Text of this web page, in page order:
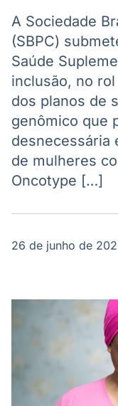
Soluções de
A Sociedade
(SBPC)
Saúde
inclusão, no
dos planos de
genômico que
desnecessária
de mulheres
Oncotype […]
26 de junho de